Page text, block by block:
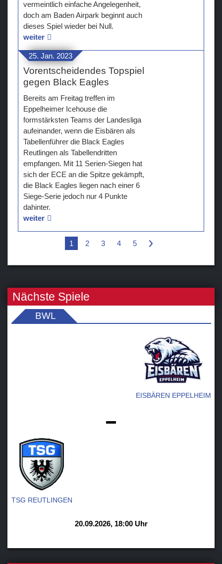
vermeintlich einfache Angelegenheit,
doch am Baden Airpark beginnt auch
dieses Spiel wieder bei Null.
weiter
25. Jan. 2023
Vorentscheidendes Topspiel
gegen Black Eagles
Bereits am Freitag treffen im
Eppelheimer Icehouse die
formstärksten Teams der Landesliga
aufeinander, wenn die Eisbären als
Tabellenführer die Black Eagles
Reutlingen als Tabellendritten
empfangen. Mit 11 Serien-Siegen hat
sich der ECE an die Spitze gekämpft,
die Black Eagles liegen nach einer 6
Siege-Serie jedoch nur 4 Punkte
dahinter.
weiter
1 2 3 4 5 >
Nächste Spiele
BWL
EISBÄREN EPPELHEIM
TSG REUTLINGEN
20.09.2026, 18:00 Uhr